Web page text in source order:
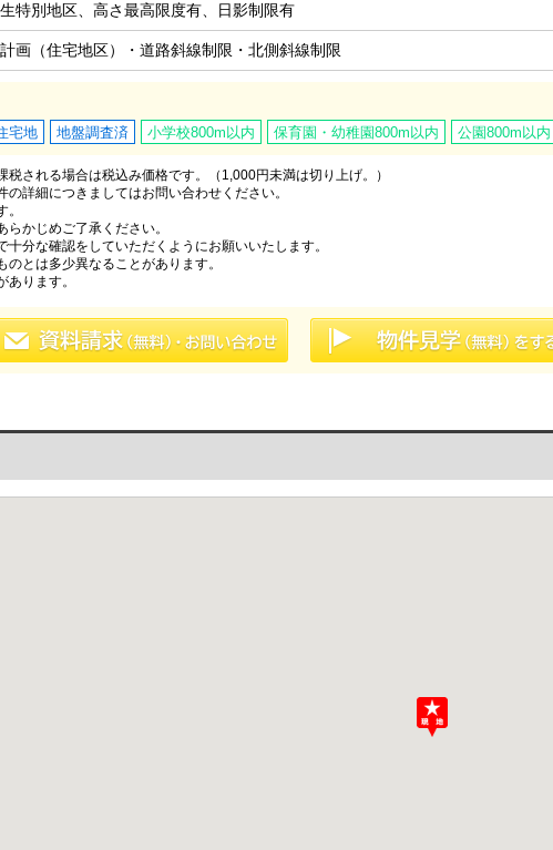
特別地区、高さ最高限度有、日影制限有
画（住宅地区）・道路斜線制限・北側斜線制限
宅地 地盤調査済 小学校800m以内 保育園・幼稚園800m以内 公園800m以内
される場合は税込み価格です。（1,000円未満は切り上げ。）
詳細につきましてはお問い合わせください。
かじめご了承ください。
分な確認をしていただくようにお願いいたします。
とは多少異なることがあります。
ります。